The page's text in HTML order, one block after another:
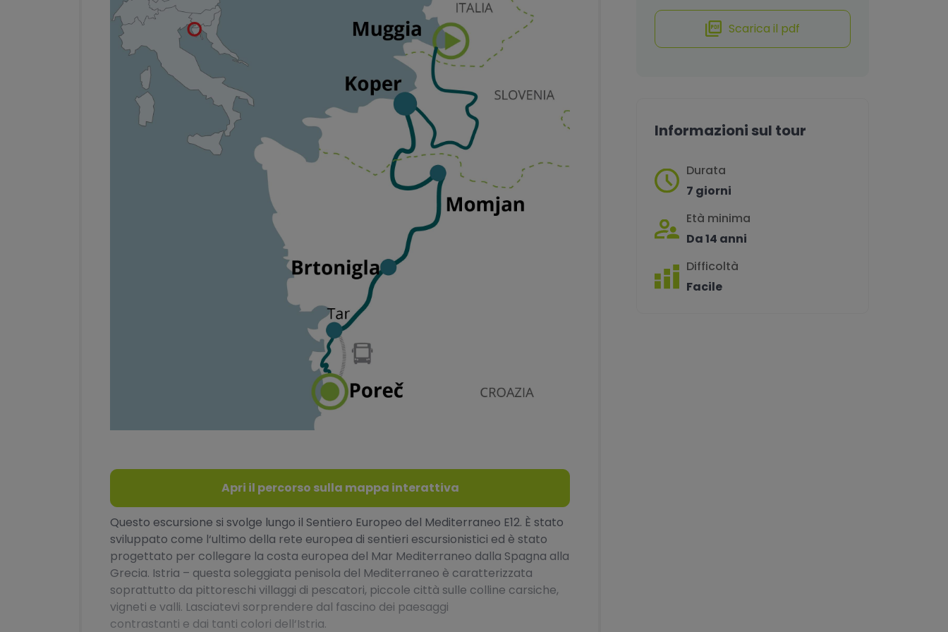
Apri il percorso sulla mappa interattiva
Questo escursione si svolge lungo il Sentiero Europeo del Mediterraneo E12. È stato
sviluppato come l‘ultimo della rete europea di sentieri escursionistici ed è stato
progettato per collegare la costa europea del Mar Mediterraneo dalla Spagna alla
Grecia. Istria – questa soleggiata penisola del Mediterraneo è caratterizzata
soprattutto da pittoreschi villaggi di pescatori, piccole città sulle colline carsiche,
vigneti e valli. Lasciatevi sorprendere dal fascino dei paesaggi
contrastanti e dai tanti colori dell‘Istria.
Scarica il pdf
Informazioni sul tour
Durata
7 giorni
Età minima
Da 14 anni
Difficoltà
Facile